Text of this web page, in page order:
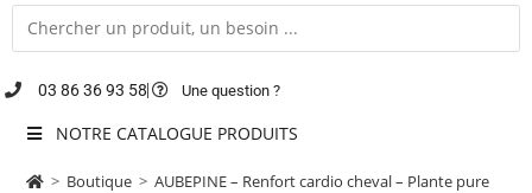
03 86 36 93 58 Une question ?
NOTRE CATALOGUE PRODUITS
> Boutique > AUBEPINE – Renfort cardio cheval – Plante pure